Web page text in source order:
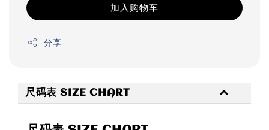
加入购物车
分享
尺码表 SIZE CHART